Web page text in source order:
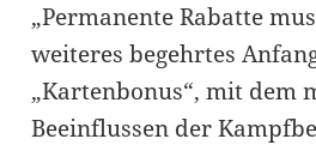
„Permanente Rabatte
weiteres begehrtes
„Kartenbonus“, mit dem
Beeinflussen der